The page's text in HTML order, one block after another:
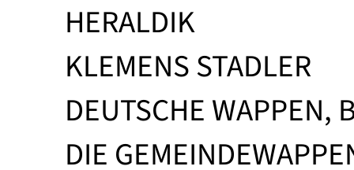
HERALDIK
KLEMENS STADLER
DEUTSCHE WAPPEN,
DIE